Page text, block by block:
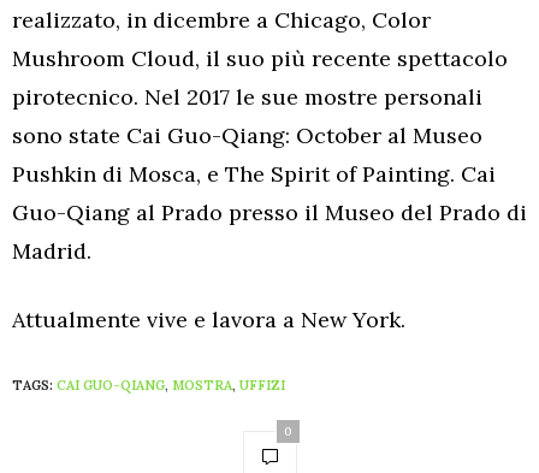
realizzato, in dicembre a Chicago, Color
Mushroom Cloud, il suo più recente spettacolo
pirotecnico. Nel 2017 le sue mostre personali
sono state Cai Guo-Qiang: October al Museo
Pushkin di Mosca, e The Spirit of Painting. Cai
Guo-Qiang al Prado presso il Museo del Prado di
Madrid.
Attualmente vive e lavora a New York.
TAGS: CAI GUO-QIANG, MOSTRA, UFFIZI
0